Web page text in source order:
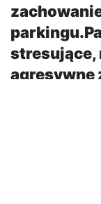
stresujące,
agresywne